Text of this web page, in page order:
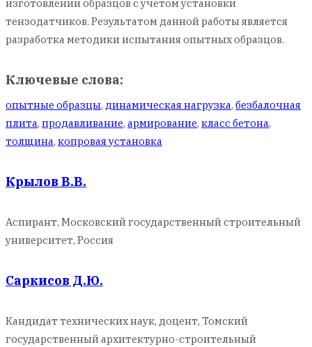
изготовлении образцов с учетом установки
тензодатчиков. Результатом данной работы является
разработка методики испытания опытных образцов.
Ключевые слова:
опытные образцы, динамическая нагрузка, безбалочная
плита, продавливание, армирование, класс бетона,
толщина, копровая установка
Крылов В.В.
Аспирант, Московский государственный строительный
университет, Россия
Саркисов Д.Ю.
Кандидат технических наук, доцент, Томский
государственный архитектурно-строительный